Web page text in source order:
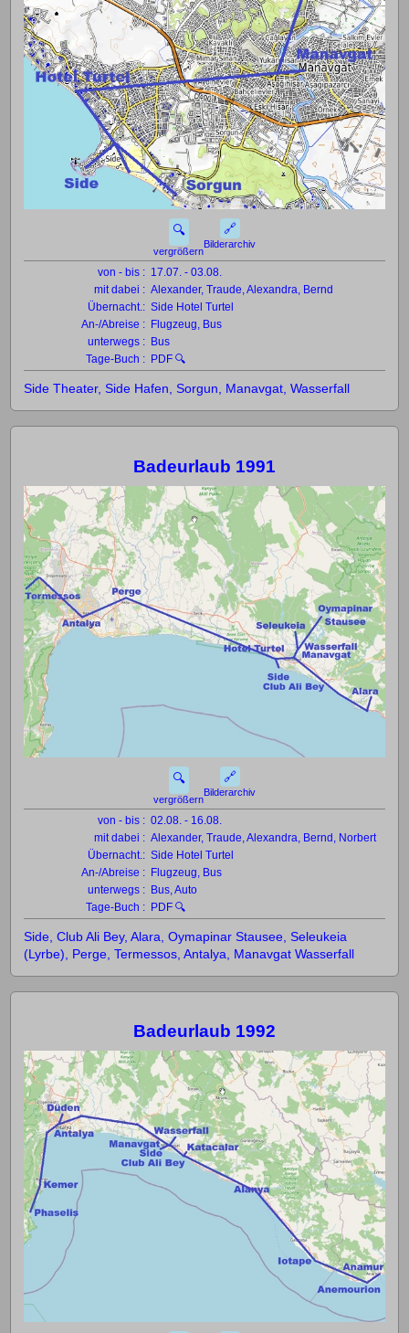
🔍
vergrößern
🔗
Bilderarchiv
von - bis : 17.07. - 03.08.
mit dabei : Alexander, Traude, Alexandra, Bernd
Übernacht.: Side Hotel Turtel
An-/Abreise : Flugzeug, Bus
unterwegs : Bus
Tage-Buch : PDF 🔍
Side Theater, Side Hafen, Sorgun, Manavgat, Wasserfall
Badeurlaub 1991
🔍
vergrößern
🔗
Bilderarchiv
von - bis : 02.08. - 16.08.
mit dabei : Alexander, Traude, Alexandra, Bernd, Norbert
Übernacht.: Side Hotel Turtel
An-/Abreise : Flugzeug, Bus
unterwegs : Bus, Auto
Tage-Buch : PDF 🔍
Side, Club Ali Bey, Alara, Oymapinar Stausee, Seleukeia
(Lyrbe), Perge, Termessos, Antalya, Manavgat Wasserfall
Badeurlaub 1992